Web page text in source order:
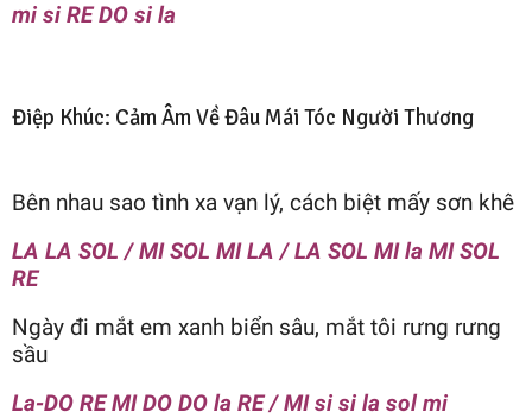
mi si RE DO si la
Điệp Khúc: Cảm Âm Về Đâu Mái Tóc Người Thương
Bên nhau sao tình xa vạn lý, cách biệt mấy sơn khê
LA LA SOL / MI SOL MI LA / LA SOL MI la MI SOL
RE
Ngày đi mắt em xanh biển sâu, mắt tôi rưng rưng
sầu
La-DO RE MI DO DO la RE / MI si si la sol mi